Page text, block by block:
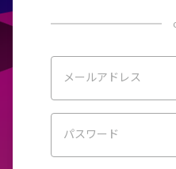
メールアドレス
パスワード